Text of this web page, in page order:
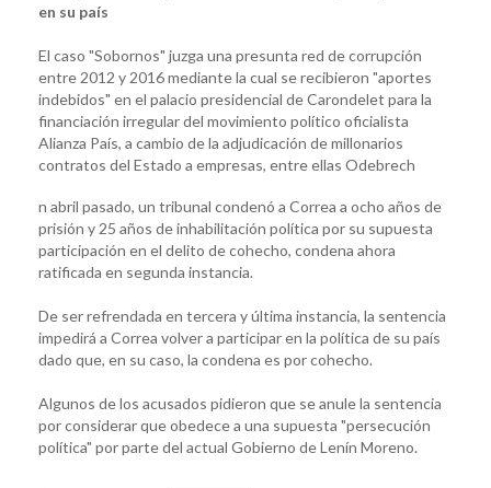
en su país
El caso "Sobornos" juzga una presunta red de corrupción
entre 2012 y 2016 mediante la cual se recibieron "aportes
indebidos" en el palacio presidencial de Carondelet para la
financiación irregular del movimiento político oficialista
Alianza País, a cambio de la adjudicación de millonarios
contratos del Estado a empresas, entre ellas Odebrech
n abril pasado, un tribunal condenó a Correa a ocho años de
prisión y 25 años de inhabilitación política por su supuesta
participación en el delito de cohecho, condena ahora
ratificada en segunda instancia.
De ser refrendada en tercera y última instancia, la sentencia
impedirá a Correa volver a participar en la política de su país
dado que, en su caso, la condena es por cohecho.
Algunos de los acusados pidieron que se anule la sentencia
por considerar que obedece a una supuesta "persecución
política" por parte del actual Gobierno de Lenín Moreno.